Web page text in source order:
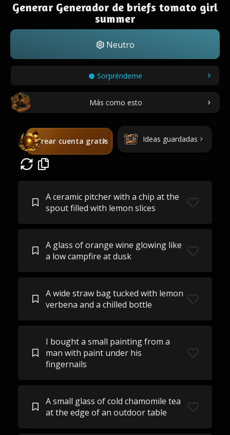
Generar Generador de briefs tomato girl
summer
Neutro
Sorpréndeme
Más como esto
Crear cuenta gratis Ideas guardadas
A ceramic pitcher with a chip at the
spout filled with lemon slices
A glass of orange wine glowing like
a low campfire at dusk
A wide straw bag tucked with lemon
verbena and a chilled bottle
I bought a small painting from a
man with paint under his
fingernails
A small glass of cold chamomile tea
at the edge of an outdoor table